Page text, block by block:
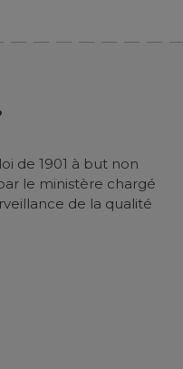
de 1901 à but non
le ministère chargé
de la qualité